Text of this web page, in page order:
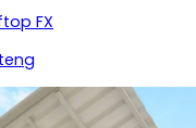
FX